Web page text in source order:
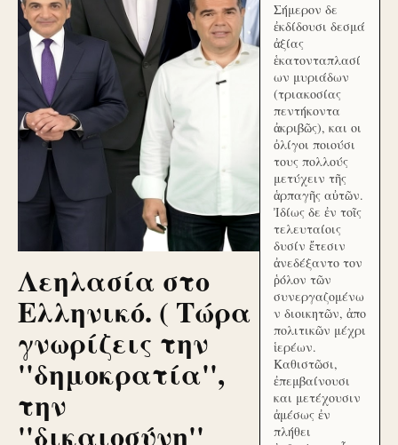
Λεηλασία στο
Ελληνικό. ( Τώρα
γνωρίζεις την
''δημοκρατία'',
την
''δικαιοσύνη''
Σήμερον δε
ἐκδίδουσι δεσμά
ἀξίας
ἑκατονταπλασί
ων μυριάδων
(τριακοσίας
πεντήκοντα
ἀκριβῶς), και οι
ὀλίγοι ποιούσι
τους πολλούς
μετύχειν τῆς
ἁρπαγῆς αὐτῶν.
Ἰδίως δε ἐν τοῖς
τελευταίοις
δυσίν ἔτεσιν
ἀνεδέξαντο τον
ῥόλον τῶν
συνεργαζομένω
ν διοικητῶν, ἀπο
πολιτικῶν μέχρι
ἱερέων.
Καθιστῶσι,
ἐπεμβαίνουσι
και μετέχουσιν
ἀμέσως ἐν
πλήθει